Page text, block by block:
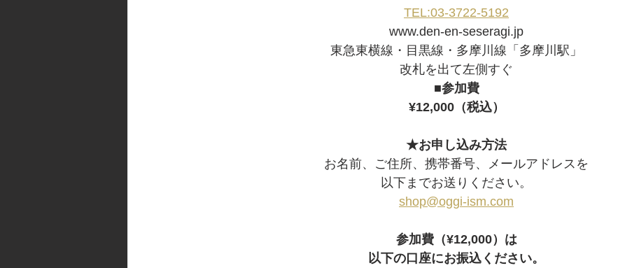
TEL:03-3722-5192
www.den-en-seseragi.jp
東急東横線・目黒線・多摩川線「多摩川駅」
改札を出て左側すぐ
■参加費
¥12,000（税込）
★お申し込み方法
お名前、ご住所、携帯番号、メールアドレスを
以下までお送りください。
shop@oggi-ism.com
参加費（¥12,000）は
以下の口座にお振込ください。